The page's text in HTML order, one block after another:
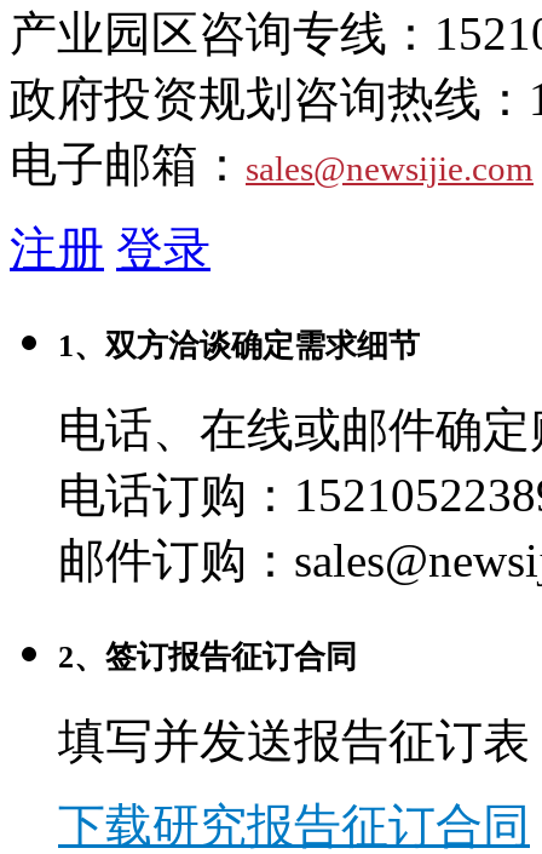
产业园区咨询专线：
政府投资规划咨询热线：
电子邮箱： sales@newsijie.com
注册 登录
1、双方洽谈确定需求细节
电话、在线或邮件确
电话订购：
邮件订购：
2、签订报告征订合同
填写并发送报告征订表
下载研究报告征订合同